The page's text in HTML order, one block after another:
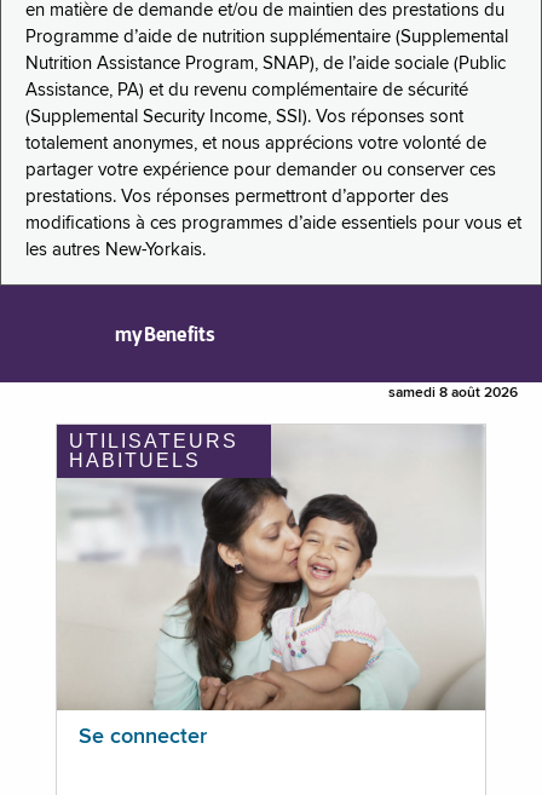
en matière de demande et/ou de maintien des prestations du
Programme d’aide de nutrition supplémentaire (Supplemental
Nutrition Assistance Program, SNAP), de l’aide sociale (Public
Assistance, PA) et du revenu complémentaire de sécurité
(Supplemental Security Income, SSI). Vos réponses sont
totalement anonymes, et nous apprécions votre volonté de
partager votre expérience pour demander ou conserver ces
prestations. Vos réponses permettront d’apporter des
modifications à ces programmes d’aide essentiels pour vous et
les autres New-Yorkais.
myBenefits
samedi 8 août 2026
UTILISATEURS
HABITUELS
Se connecter